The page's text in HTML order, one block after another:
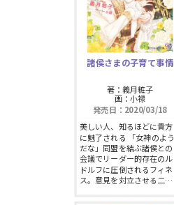
諸侯さまの子育て事情
著：義月粧子
画：小禄
発売日：2020/03/18
美しい人、知るほどに貴方
に魅了される 「女神のよう
だな」同盟を結ぶ諸侯との
会議でリーダー的存在のル
ドルフに圧倒されるフィネ
ス。意見を対立させる二…